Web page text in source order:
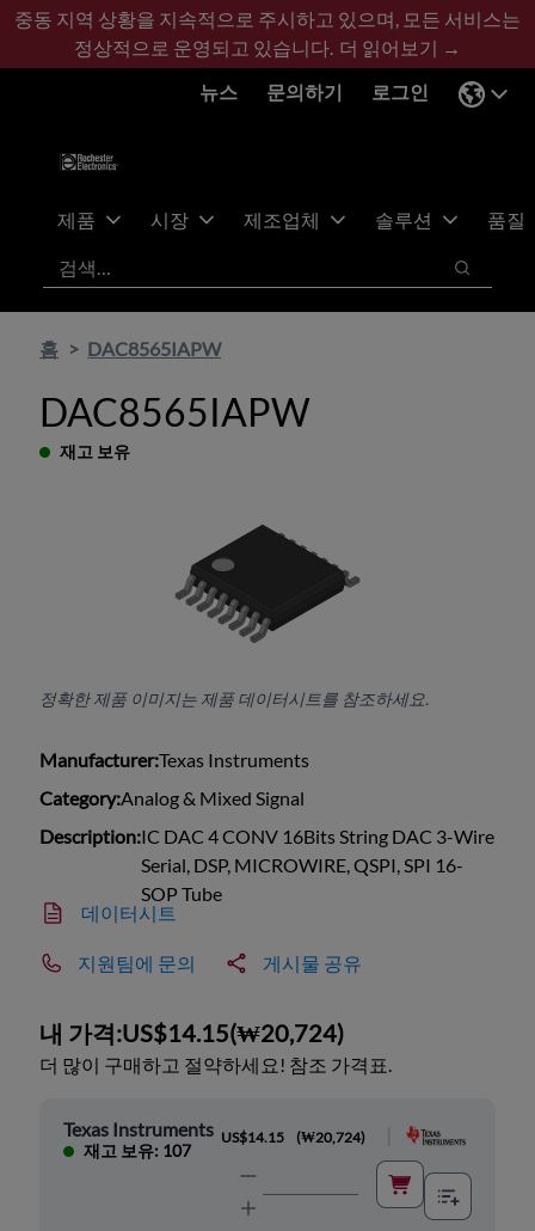
기
콘
바
글
중동 지역 상황을 지속적으로 주시하고 있으며, 모든 서비스는
정상적으로 운영되고 있습니다. 더 읽어보기 →
뉴스
문의하기 로그인
제품 시장 제조업체 솔루션
품질
검색
검색
홈 DAC8565IAPW
DAC8565IAPW
재고 보유
정확한 제품 이미지는 제품 데이터시트를 참조하세요.
Manufacturer:Texas Instruments
Category:Analog & Mixed Signal
Description:IC DAC 4 CONV 16Bits String DAC 3-Wire
Serial, DSP, MICROWIRE, QSPI, SPI 16-
SOP Tube
데이터시트
지원팀에 문의 게시물 공유
내 가격:US$14.15(₩20,724)
더 많이 구매하고 절약하세요! 참조 가격표.
Texas Instruments
재고 보유: 107
US$14.15 (₩20,724)